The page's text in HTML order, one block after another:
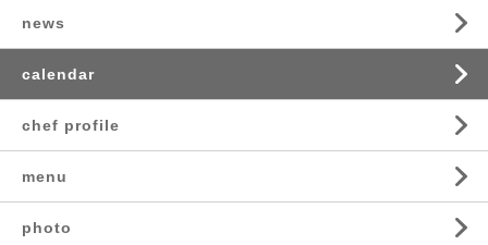
news
calendar
chef profile
menu
photo